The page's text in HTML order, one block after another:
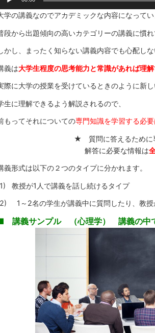
学の講義なのでアカデミックな内容になってい
段から出題傾向の高いカテゴリーの講義に慣れ
かし、まったく知らない講義内容でも心配しな
義は大学生程度の思考能力と常識があれば理
際に大学の授業を受けているときのように新
生に理解できるよう解説されるので、
もってそれについての専門知識を学習する必要
★ 質問に答えるために
解答に必要な情報は
義形式は以下の２つのタイプに分かれます。
教授が1人で講義を話し続けるタイプ
1～2名の学生が講義中に質問したり、教授
講義サンプル （心理学） 講義の中で